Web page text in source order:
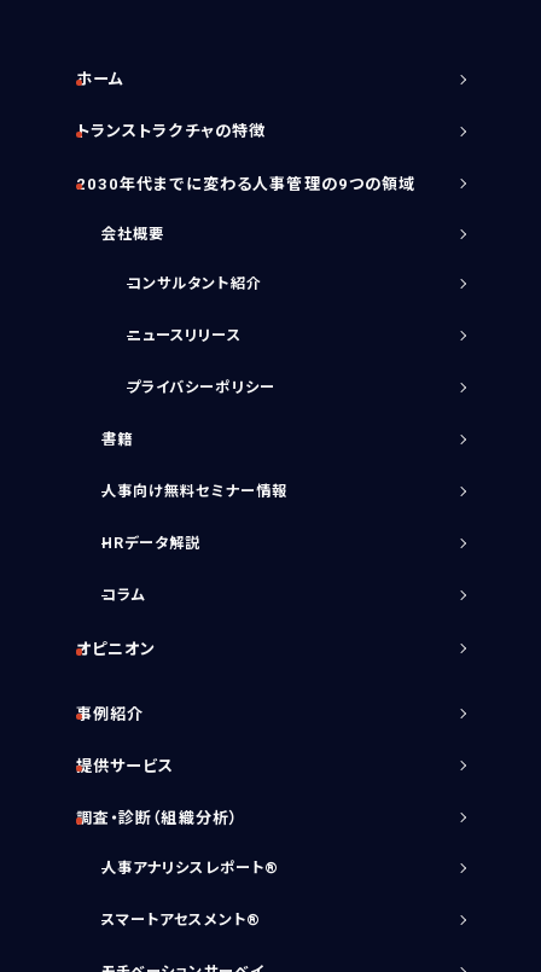
ホーム
トランストラクチャの特徴
2030年代までに変わる人事管理の9つの領域
会社概要
コンサルタント紹介
ニュースリリース
プライバシーポリシー
書籍
人事向け無料セミナー情報
HRデータ解説
コラム
オピニオン
事例紹介
提供サービス
調査・診断（組織分析）
人事アナリシスレポート®
スマートアセスメント®